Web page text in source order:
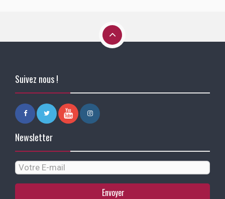
Suivez nous !
Newsletter
Envoyer